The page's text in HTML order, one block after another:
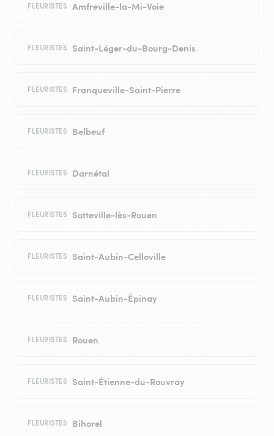
FLEURISTES Amfreville-la-Mi-Voie
FLEURISTES Saint-Léger-du-Bourg-Denis
FLEURISTES Franqueville-Saint-Pierre
FLEURISTES Belbeuf
FLEURISTES Darnétal
FLEURISTES Sotteville-lès-Rouen
FLEURISTES Saint-Aubin-Celloville
FLEURISTES Saint-Aubin-Épinay
FLEURISTES Rouen
FLEURISTES Saint-Étienne-du-Rouvray
FLEURISTES Bihorel